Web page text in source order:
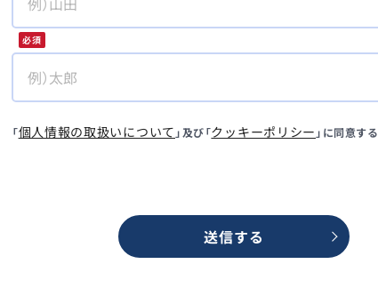
「個人情報の取扱いについて 」及び「クッキーポリシー 」に同意する
送信する